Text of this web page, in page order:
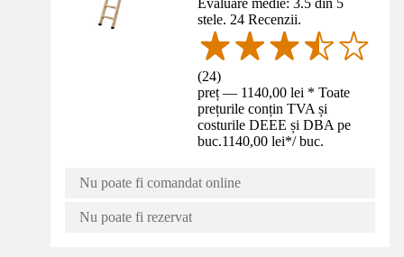
stele. 24 Recenzii.
(24)
preț — 1140,00 lei * Toate
prețurile conțin TVA și
costurile DEEE și DBA pe
buc.1140,00 lei*/ buc.
Nu poate fi comandat online
Nu poate fi rezervat